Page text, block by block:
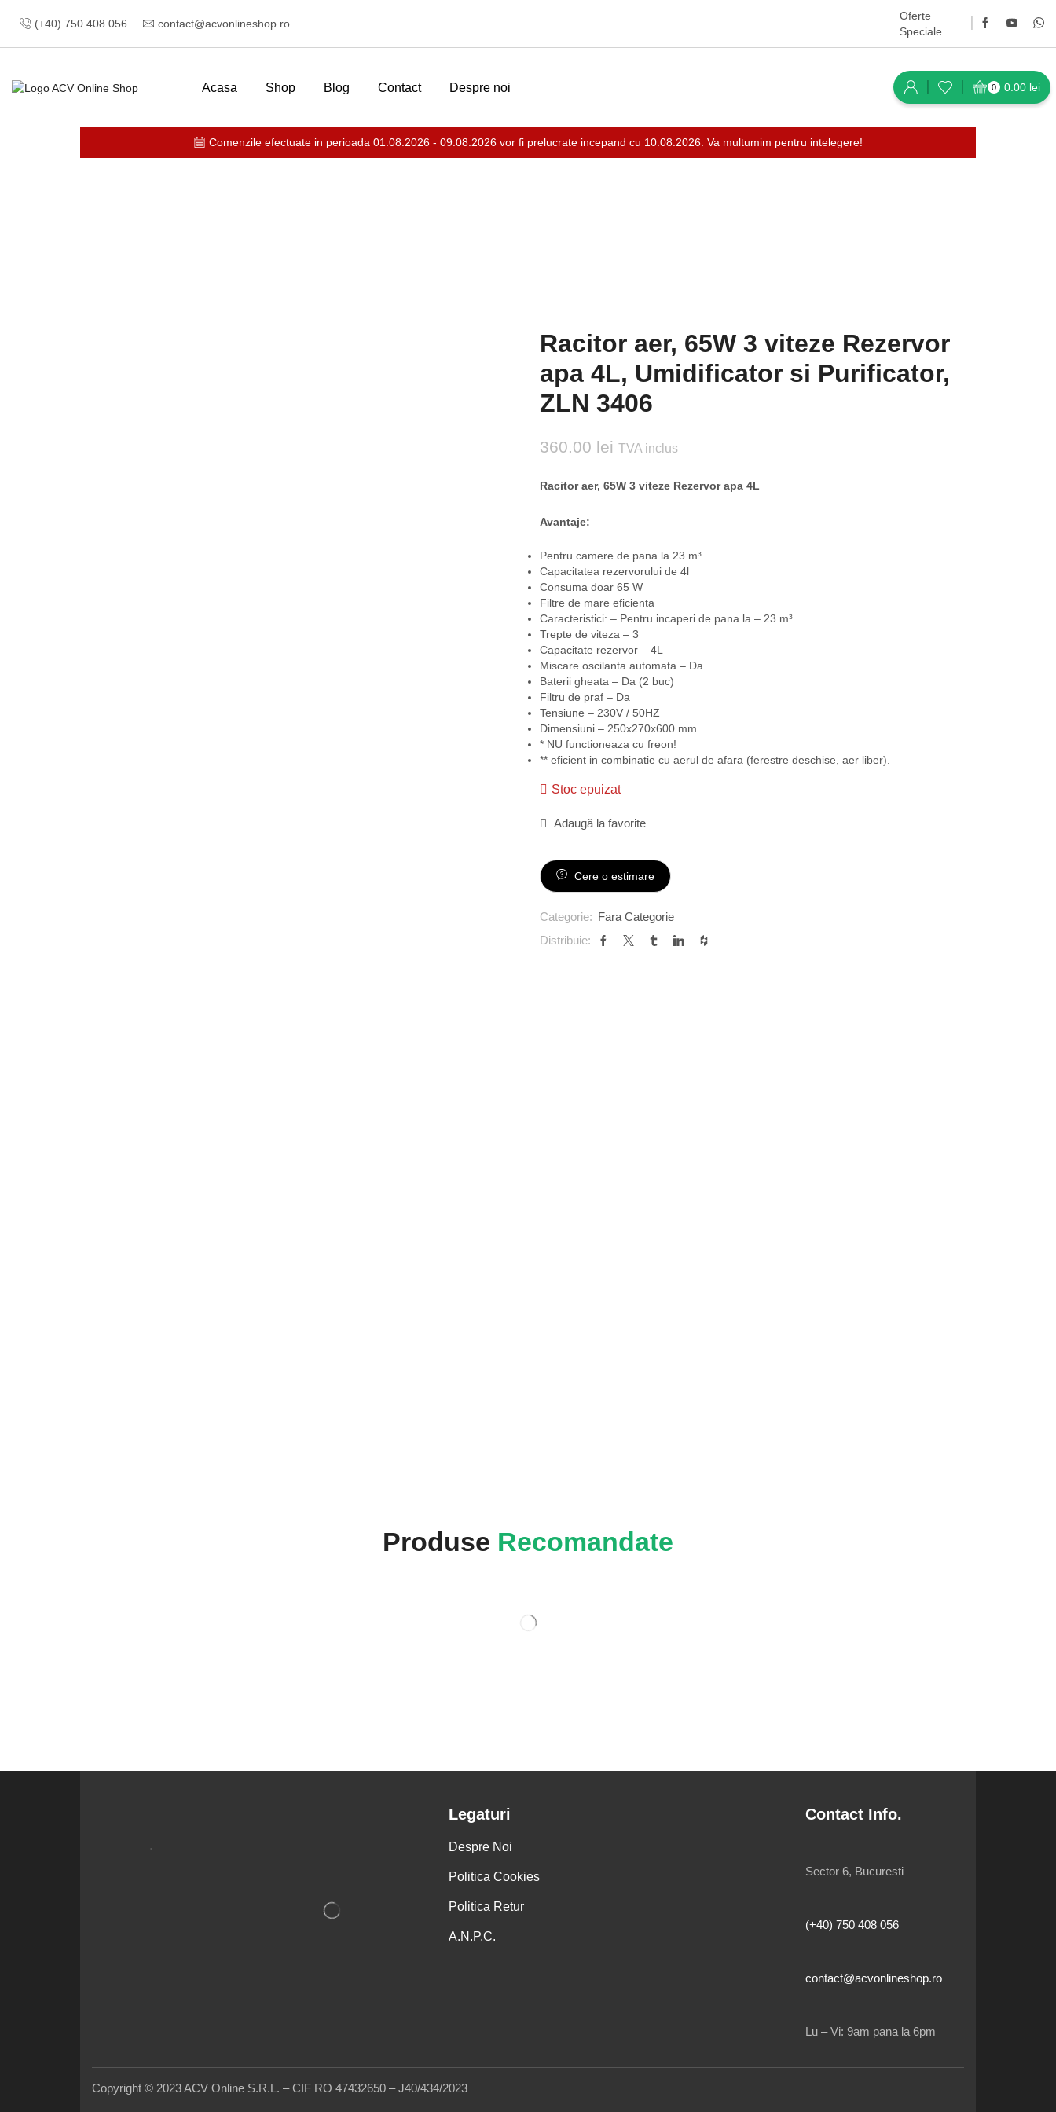
(+40) 750 408 056 contact@acvonlineshop.ro
Oferte
Speciale
Acasa Shop Blog Contact Despre noi 0 0.00 lei
Comenzile efectuate in perioada 01.08.2026 - 09.08.2026 vor fi prelucrate incepand cu 10.08.2026. Va multumim pentru intelegere!
Racitor aer, 65W 3 viteze Rezervor
apa 4L, Umidificator si Purificator,
ZLN 3406
360.00 lei TVA inclus
Racitor aer, 65W 3 viteze Rezervor apa 4L
Avantaje:
Pentru camere de pana la 23 m³
Capacitatea rezervorului de 4l
Consuma doar 65 W
Filtre de mare eficienta
Caracteristici: – Pentru incaperi de pana la – 23 m³
Trepte de viteza – 3
Capacitate rezervor – 4L
Miscare oscilanta automata – Da
Baterii gheata – Da (2 buc)
Filtru de praf – Da
Tensiune – 230V / 50HZ
Dimensiuni – 250x270x600 mm
* NU functioneaza cu freon!
** eficient in combinatie cu aerul de afara (ferestre deschise, aer liber).
Stoc epuizat
Adaugă la favorite
Cere o estimare
Categorie: Fara Categorie
Distribuie:
Produse Recomandate
.
Legaturi
Despre Noi
Politica Cookies
Politica Retur
A.N.P.C.
Contact Info.
Sector 6, Bucuresti
(+40) 750 408 056
contact@acvonlineshop.ro
Lu – Vi: 9am pana la 6pm
Copyright © 2023 ACV Online S.R.L. – CIF RO 47432650 – J40/434/2023